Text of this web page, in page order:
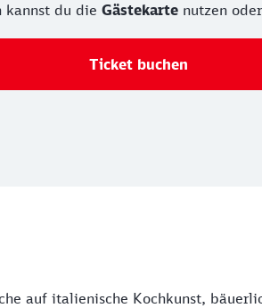
kannst du die Gästekarte nutzen
Ticket buchen
auf italienische Kochkunst,